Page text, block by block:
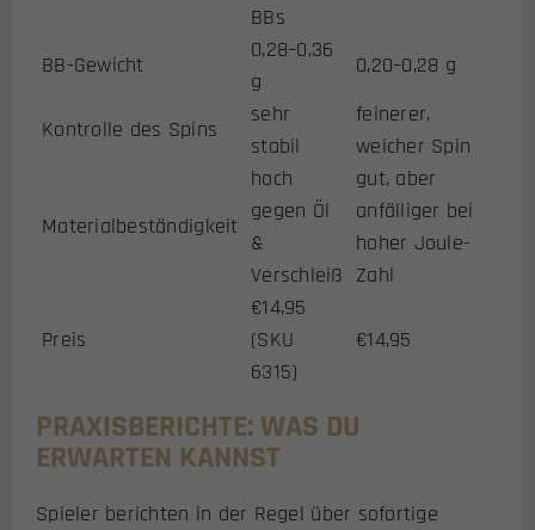
BBs
BB-Gewicht
0,28–0,36
g
0,20–0,28 g
Kontrolle des Spins
sehr
stabil
feinerer,
weicher Spin
Materialbeständigkeit
hoch
gegen Öl
&
Verschleiß
gut, aber
anfälliger bei
hoher Joule-
Zahl
Preis
€14,95
(SKU
6315)
€14,95
PRAXISBERICHTE: WAS DU
ERWARTEN KANNST
Spieler berichten in der Regel über sofortige